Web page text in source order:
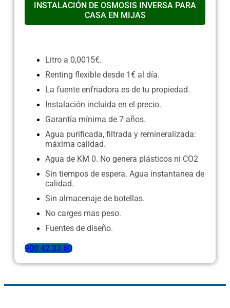
INSTALACIÓN DE OSMOSIS INVERSA PARA
CASA EN MIJAS
Litro a 0,0015€.
Renting flexible desde 1€ al día.
La fuente enfriadora es de tu propiedad.
Instalación incluida en el precio.
Garantía mínima de 7 años.
Agua purificada, filtrada y remineralizada:
máxima calidad.
Agua de KM 0. No genera plásticos ni CO2
Sin tiempos de espera. Agua instantanea de
calidad.
Sin almacenaje de botellas.
No carges mas peso.
Fuentes de diseño.
900 42 33 60